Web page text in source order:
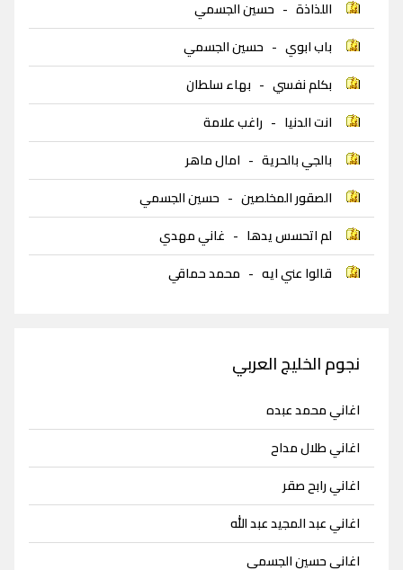
اللذاذة - حسين الجسمي
باب ابوي - حسين الجسمي
بكلم نفسي - بهاء سلطان
انت الدنيا - راغب علامة
بالجي بالحرية - امال ماهر
الصقور المخلصين - حسين الجسمي
لم اتحسس يدها - غاني مهدي
قالوا عني ايه - محمد حماقي
نجوم الخليج العربي
اغاني محمد عبده
اغاني طلال مداح
اغاني رابح صقر
اغاني عبد المجيد عبد الله
اغاني حسين الجسمي